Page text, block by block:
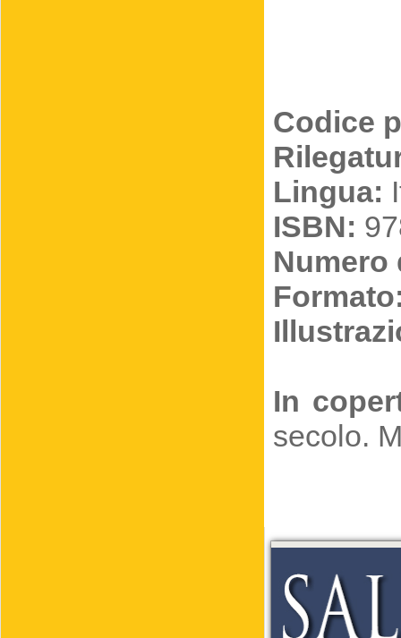
Codice
Lingua:
ISBN:
Numero
In
secolo.